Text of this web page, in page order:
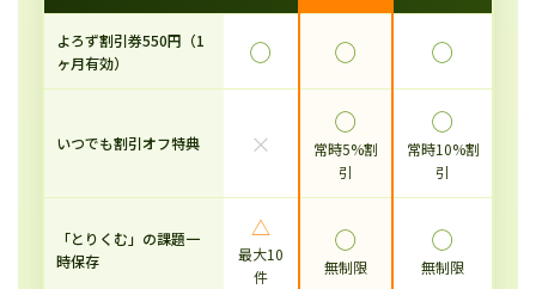
よろず割引券550円（1
ヶ月有効）
◯ ◯ ◯
いつでも割引オフ特典 ×
◯
常時5%割
引
◯
常時10%割
引
「とりくむ」の課題一
時保存
△
最大10
件
◯
無制限
◯
無制限